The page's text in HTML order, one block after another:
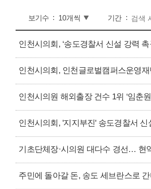
보기수 기간
인천시의회, ‘송도경찰서 신설 강력 촉
인천시의회, 인천글로벌캠퍼스운영
인천시의원 해외출장 건수 1위 ‘임춘원
인천시의회, '지지부진' 송도경찰서 신
기초단체장·시의원 대다수 경선… 현
주민에 돌아갈 돈, 송도 세브란스로